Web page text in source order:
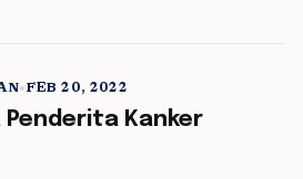
•FEB 20, 2022
Penderita Kanker